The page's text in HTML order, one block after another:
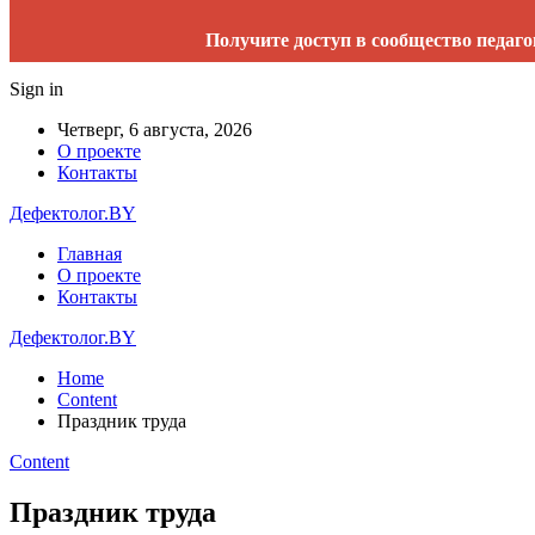
Получите доступ в сообщество
Sign in
Четверг, 6 августа, 2026
О проекте
Контакты
Дефектолог.BY
Главная
О проекте
Контакты
Дефектолог.BY
Home
Content
Праздник труда
Content
Праздник труда